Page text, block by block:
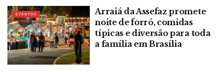
EVENTOS
Arraiá da Assefaz promete
noite de forró, comidas
típicas e diversão para toda
a família em Brasília